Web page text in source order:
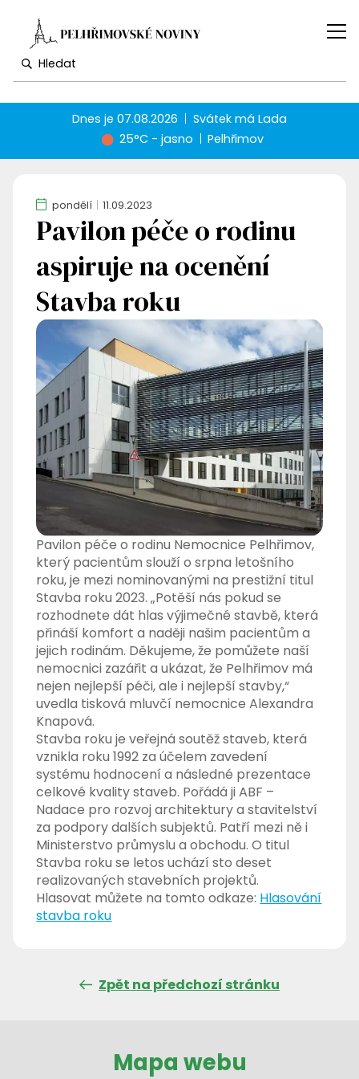
Dnes je07.08.2026 Svátek má Lada
25°C - jasno
Pelhřimov
pondělí 11.09.2023
Pavilon péče o rodinu
aspiruje na ocenění
Stavba roku
Pavilon péče o rodinu Nemocnice Pelhřimov,
který pacientům slouží o srpna letošního
roku, je mezi nominovanými na prestižní titul
Stavba roku 2023. „Potěší nás pokud se
rozhodnete dát hlas výjimečné stavbě, která
přináší komfort a naději našim pacientům a
jejich rodinám. Děkujeme, že pomůžete naší
nemocnici zazářit a ukázat, že Pelhřimov má
nejen nejlepší péči, ale i nejlepší stavby,“
uvedla tisková mluvčí nemocnice Alexandra
Knapová.
Stavba roku je veřejná soutěž staveb, která
vznikla roku 1992 za účelem zavedení
systému hodnocení a následné prezentace
celkové kvality staveb. Pořádá ji ABF –
Nadace pro rozvoj architektury a stavitelství
za podpory dalších subjektů. Patří mezi ně i
Ministerstvo průmyslu a obchodu. O titul
Stavba roku se letos uchází sto deset
realizovaných stavebních projektů.
Hlasovat můžete na tomto odkaze: Hlasování
stavba roku
Zpět na předchozí stránku
Mapa webu